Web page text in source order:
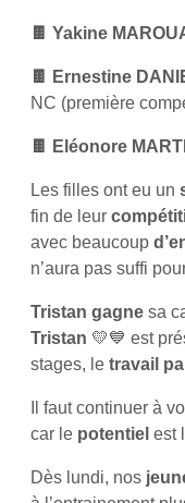
🍫 Yakine
🍫 Ernestine
NC (première
🍫 Eléonore
Les filles ont eu un
fin de leur
avec beaucoup
n’aura pas suffi
Tristan gagne sa
Tristan 💛💙 est
stages, le travail
Il faut continuer à
car le potentiel est
Dès lundi, nos